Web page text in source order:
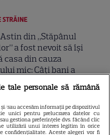
STRĂINE
din „Stăpânul
a fost nevoit să își
casa din cauza
mic: Câți bani a
a luat sfârșit: astăzi
tale personale să rămână
sau accesăm informații pe dispozitivul
unici pentru prelucrarea datelor cu
gestiona preferințele dvs. făcând clic
utilizării unui interes legitim în orice
confidențialitate. Aceste alegeri vor fi